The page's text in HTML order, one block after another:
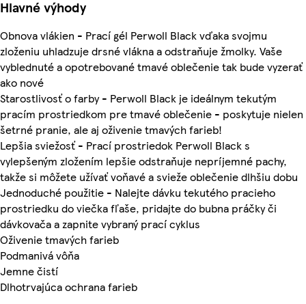
Hlavné výhody
Obnova vlákien - Prací gél Perwoll Black vďaka svojmu
zloženiu uhladzuje drsné vlákna a odstraňuje žmolky. Vaše
vyblednuté a opotrebované tmavé oblečenie tak bude vyzerať
ako nové
Starostlivosť o farby - Perwoll Black je ideálnym tekutým
pracím prostriedkom pre tmavé oblečenie - poskytuje nielen
šetrné pranie, ale aj oživenie tmavých farieb!
Lepšia sviežosť - Prací prostriedok Perwoll Black s
vylepšeným zložením lepšie odstraňuje nepríjemné pachy,
takže si môžete užívať voňavé a svieže oblečenie dlhšiu dobu
Jednoduché použitie - Nalejte dávku tekutého pracieho
prostriedku do viečka fľaše, pridajte do bubna práčky či
dávkovača a zapnite vybraný prací cyklus
Oživenie tmavých farieb
Podmanivá vôňa
Jemne čistí
Dlhotrvajúca ochrana farieb